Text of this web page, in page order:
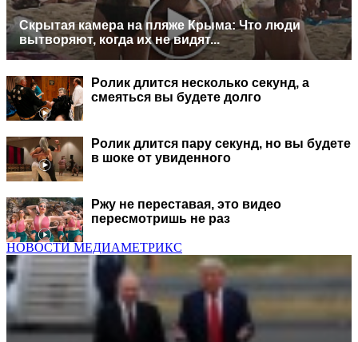
Скрытая камера на пляже Крыма: Что люди
вытворяют, когда их не видят...
Ролик длится несколько секунд, а
смеяться вы будете долго
Ролик длится пару секунд, но вы будете
в шоке от увиденного
Ржу не переставая, это видео
пересмотришь не раз
НОВОСТИ МЕДИАМЕТРИКС